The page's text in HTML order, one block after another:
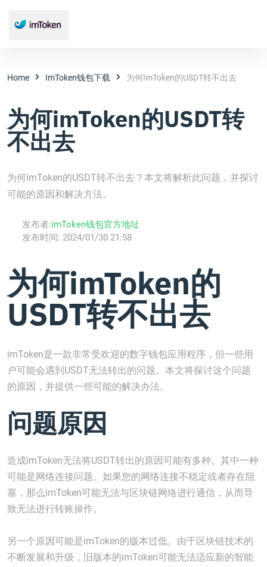
Home ImToken钱包下载 为何imToken的USDT转不出去
为何imToken的USDT转
不出去
为何imToken的USDT转不出去？本文将解析此问题，并探讨
可能的原因和解决方法。
发布者:imToken钱包官方地址
发布时间: 2024/01/30 21:58
为何imToken的
USDT转不出去
imToken是一款非常受欢迎的数字钱包应用程序，但一些用
户可能会遇到USDT无法转出的问题。本文将探讨这个问题
的原因，并提供一些可能的解决办法。
问题原因
造成imToken无法将USDT转出的原因可能有多种。其中一种
可能是网络连接问题。如果您的网络连接不稳定或者存在阻
塞，那么imToken可能无法与区块链网络进行通信，从而导
致无法进行转账操作。
另一个原因可能是imToken的版本过低。由于区块链技术的
不断发展和升级，旧版本的imToken可能无法适应新的智能